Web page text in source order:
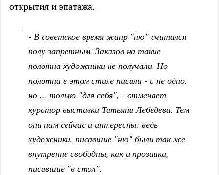
открытия и эпатажа.
- В советское время жанр "ню" считался
полу-запретным. Заказов на такие
полотна художники не получали. Но
полотна в этом стиле писали - и не одно,
но ... только "для себя", - отмечает
куратор выставки Татьяна Лебедева. Тем
они нам сейчас и интересны: ведь
художники, писавшие "ню" были так же
внутренне свободны, как и прозаики,
писавшие "в стол".